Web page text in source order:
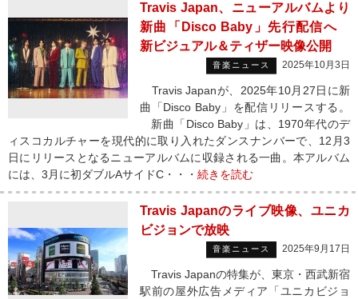
Travis Japan、ニューアルバムより
新曲「Disco Baby」先行配信へ
新ビジュアル＆ティザー映像公開
音楽ニュース 2025年10月3日
Travis Japanが、2025年10月27日に新
曲「Disco Baby」を配信リリースする。
新曲「Disco Baby」は、1970年代のデ
ィスコカルチャーを現代的に取り入れたダンスナンバーで、12月3
日にリリースとなるニューアルバムに収録される一曲。本アルバム
には、3月に初ダブルAサイドC・・・ 続きを読む
Travis Japanのライブ映像、ユニカ
ビジョンで放映
音楽ニュース 2025年9月17日
Travis Japanの特集が、東京・西武新宿
駅前の屋外広告メディア「ユニカビジョ